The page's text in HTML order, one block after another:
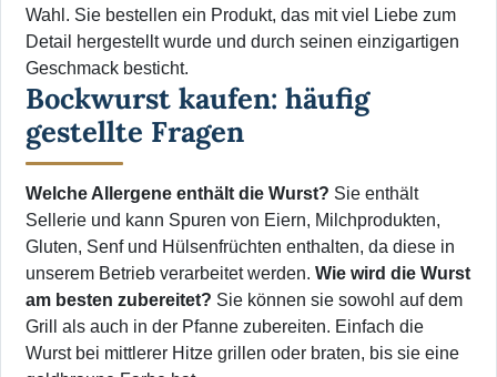
Wahl. Sie bestellen ein Produkt, das mit viel Liebe zum
Detail hergestellt wurde und durch seinen einzigartigen
Geschmack besticht.
Bockwurst kaufen: häufig
gestellte Fragen
Welche Allergene enthält die Wurst? Sie enthält
Sellerie und kann Spuren von Eiern, Milchprodukten,
Gluten, Senf und Hülsenfrüchten enthalten, da diese in
unserem Betrieb verarbeitet werden. Wie wird die Wurst
am besten zubereitet? Sie können sie sowohl auf dem
Grill als auch in der Pfanne zubereiten. Einfach die
Wurst bei mittlerer Hitze grillen oder braten, bis sie eine